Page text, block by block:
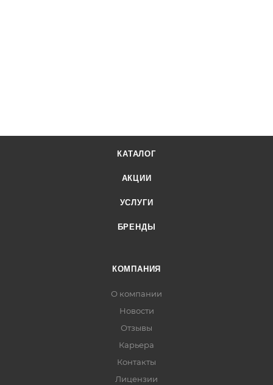
КАТАЛОГ
АКЦИИ
УСЛУГИ
БРЕНДЫ
КОМПАНИЯ
О компании
Новости
Отзывы
Карьера
Контакты
Лицензии